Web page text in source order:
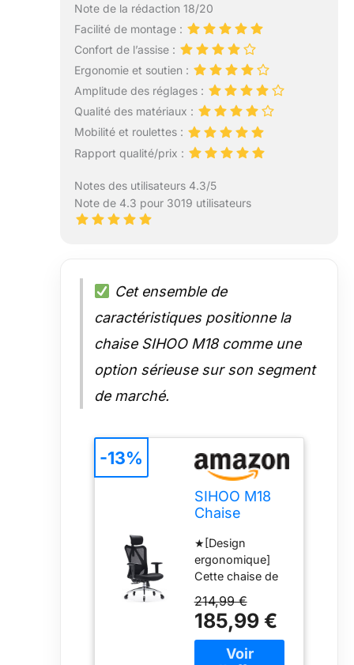
Note de la rédaction 18/20
Facilité de montage :
Confort de l’assise :
Ergonomie et soutien :
Amplitude des réglages :
Qualité des matériaux :
Mobilité et roulettes :
Rapport qualité/prix :
Notes des utilisateurs 4.3/5
Note de 4.3 pour 3019 utilisateurs
Cet ensemble de
caractéristiques positionne la
chaise SIHOO M18 comme une
option sérieuse sur son segment
de marché.
SIHOO M18
Chaise
Bureau,
Support
Lombaire
Ajustable,
Noir
★[Design
ergonomique]
Cette chaise de
de 5 réglages
ergonomiques
vous aident à
trouver la
214,99 €
185,99 €
-13%